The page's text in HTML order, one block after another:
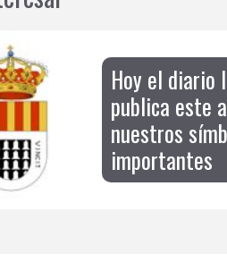
Hoy el diario
publica este
nuestros
importantes